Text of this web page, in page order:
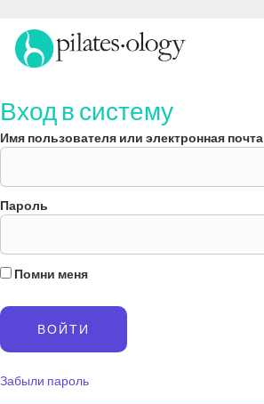
Вход в систему
Имя пользователя или электронная почта
Пароль
Помни меня
Забыли пароль